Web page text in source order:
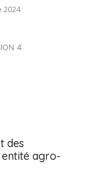
4
des
agro-